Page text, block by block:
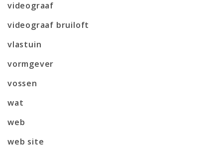
videograaf
videograaf bruiloft
vlastuin
vormgever
vossen
wat
web
web site